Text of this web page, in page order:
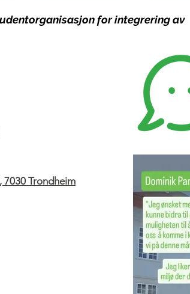
for integrering av
Trondheim